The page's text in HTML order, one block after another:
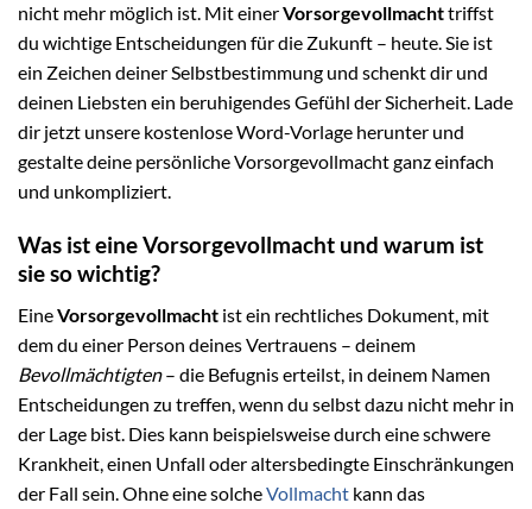
nicht mehr möglich ist. Mit einerVorsorgevollmachttriffst
du wichtige Entscheidungen für die Zukunft – heute. Sie ist
ein Zeichen deiner Selbstbestimmung und schenkt dir und
deinen Liebsten ein beruhigendes Gefühl der Sicherheit. Lade
dir jetzt unsere kostenlose Word-Vorlage herunter und
gestalte deine persönliche Vorsorgevollmacht ganz einfach
und unkompliziert.
Was ist eine Vorsorgevollmacht und warum ist
sie so wichtig?
EineVorsorgevollmacht ist ein rechtliches Dokument, mit
dem du einer Person deines Vertrauens – deinem
Bevollmächtigten– die Befugnis erteilst, in deinem Namen
Entscheidungen zu treffen, wenn du selbst dazu nicht mehr in
der Lage bist. Dies kann beispielsweise durch eine schwere
Krankheit, einen Unfall oder altersbedingte Einschränkungen
der Fall sein. Ohne eine solcheVollmacht kann das